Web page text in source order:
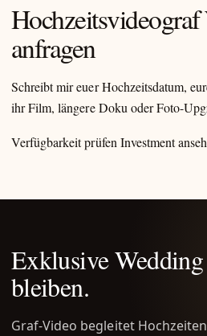
Hochzeitsvideograf
anfragen
Schreibt mir euer Hochzeitsdatum,
ihr Film, längere Doku oder Foto-
Verfügbarkeit prüfen Investment
Exklusive
bleiben.
Graf-Video begleitet